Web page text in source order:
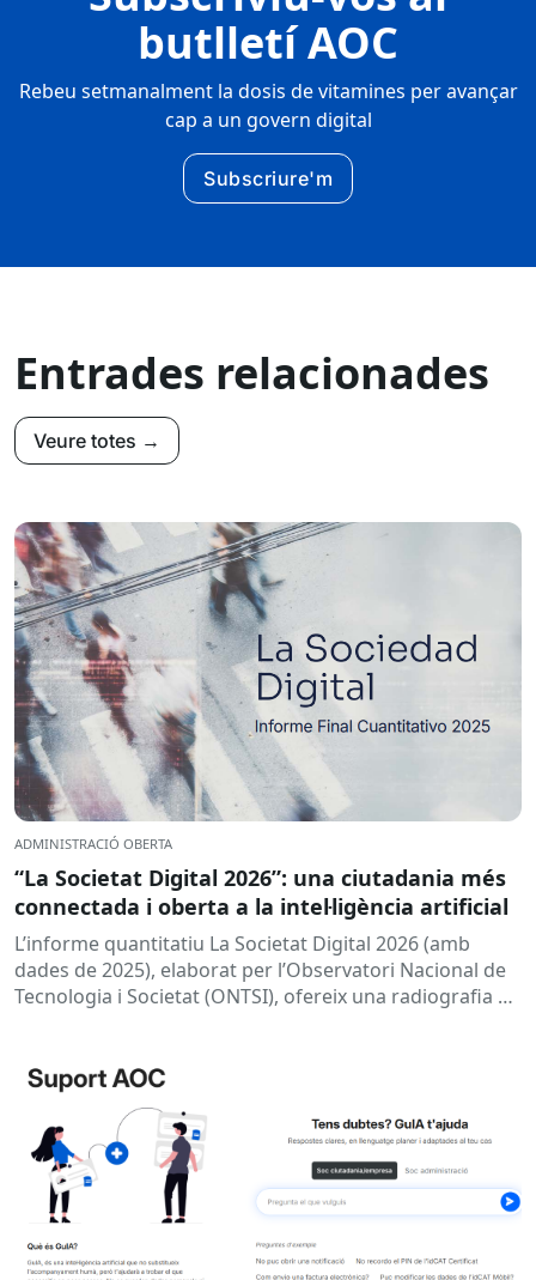
butlletí AOC
Rebeu setmanalment la dosis de vitamines per avançar
cap a un govern digital
Subscriure'm
Entrades relacionades
Veure totes →
ADMINISTRACIÓ OBERTA
“La Societat Digital 2026”: una ciutadania més
connectada i oberta a la intel·ligència artificial
L’informe quantitatiu La Societat Digital 2026 (amb
dades de 2025), elaborat per l’Observatori Nacional de
Tecnologia i Societat (ONTSI), ofereix una radiografia de